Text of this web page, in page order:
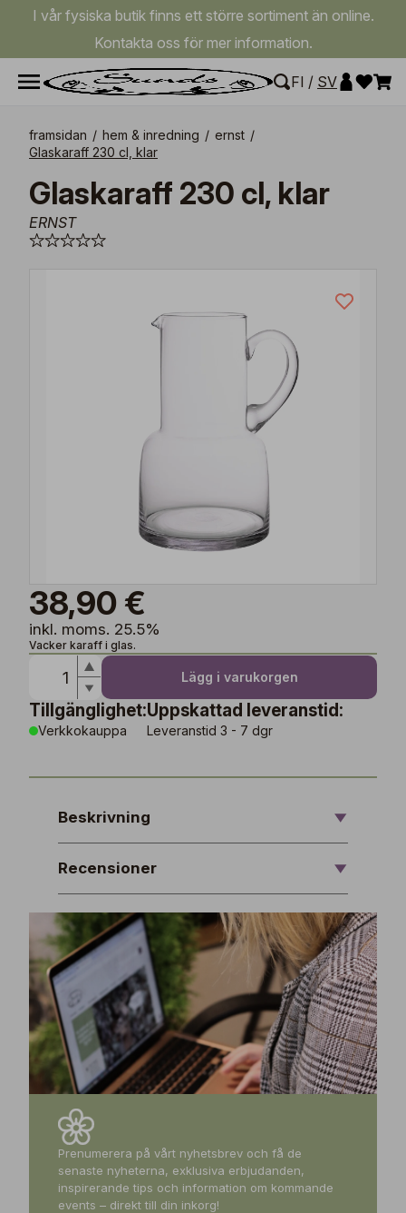
I vår fysiska butik finns ett större sortiment än online.
Kontakta oss för mer information.
FI / SV
framsidan / hem & inredning / ernst /
Glaskaraff 230 cl, klar
Glaskaraff 230 cl, klar
ERNST
38,90 €
inkl. moms. 25.5%
Vacker karaff i glas.
Lägg i varukorgen
Tillgänglighet:
Verkkokauppa
Uppskattad leveranstid:
Leveranstid 3 - 7 dgr
Beskrivning
Recensioner
Prenumerera på vårt nyhetsbrev och få de
senaste nyheterna, exklusiva erbjudanden,
inspirerande tips och information om kommande
events – direkt till din inkorg!